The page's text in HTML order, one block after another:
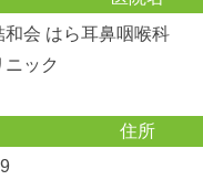
和会 はら耳鼻咽喉科
ック
住所